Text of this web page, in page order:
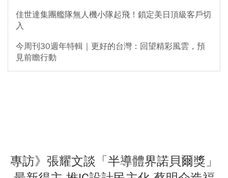
佳世達集團艦隊無人機小隊起飛！鎖定美日頂級客戶切
入
今周刊30週年特輯｜更好的台灣：回望精彩風雲，預
見前瞻行動
專訪》張耀文談「半導體界諾貝爾獎」